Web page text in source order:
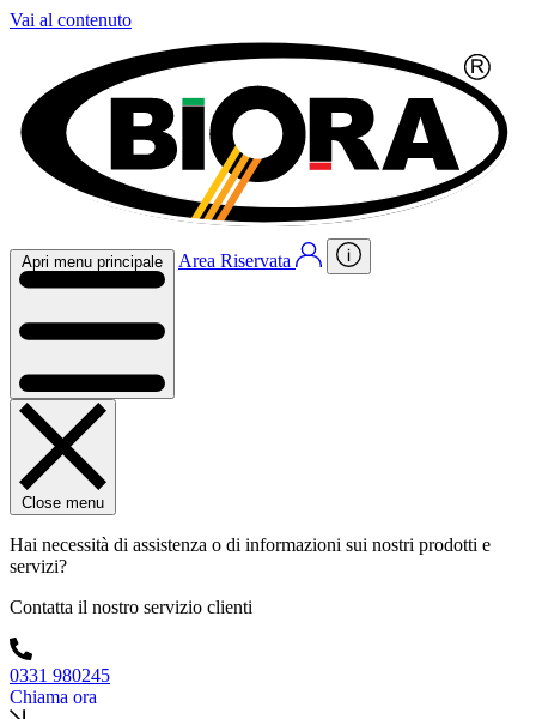
Vai al contenuto
Apri menu principale Area Riservata
Close menu
Hai necessità di assistenza o di informazioni sui nostri prodotti e
servizi?
Contatta il nostro servizio clienti
0331 980245
Chiama ora